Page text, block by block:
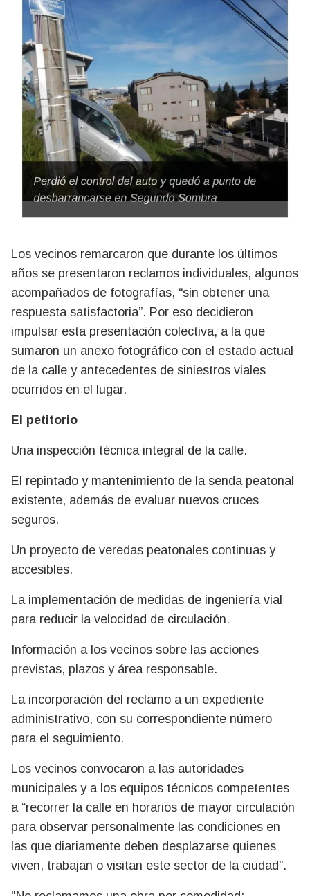
Los vecinos remarcaron que durante los últimos
años se presentaron reclamos individuales, algunos
acompañados de fotografías, “sin obtener una
respuesta satisfactoria”. Por eso decidieron
impulsar esta presentación colectiva, a la que
sumaron un anexo fotográfico con el estado actual
de la calle y antecedentes de siniestros viales
ocurridos en el lugar.
El petitorio
Una inspección técnica integral de la calle.
El repintado y mantenimiento de la senda peatonal
existente, además de evaluar nuevos cruces
seguros.
Un proyecto de veredas peatonales continuas y
accesibles.
La implementación de medidas de ingeniería vial
para reducir la velocidad de circulación.
Información a los vecinos sobre las acciones
previstas, plazos y área responsable.
La incorporación del reclamo a un expediente
administrativo, con su correspondiente número
para el seguimiento.
Los vecinos convocaron a las autoridades
municipales y a los equipos técnicos competentes
a “recorrer la calle en horarios de mayor circulación
para observar personalmente las condiciones en
las que diariamente deben desplazarse quienes
viven, trabajan o visitan este sector de la ciudad”.